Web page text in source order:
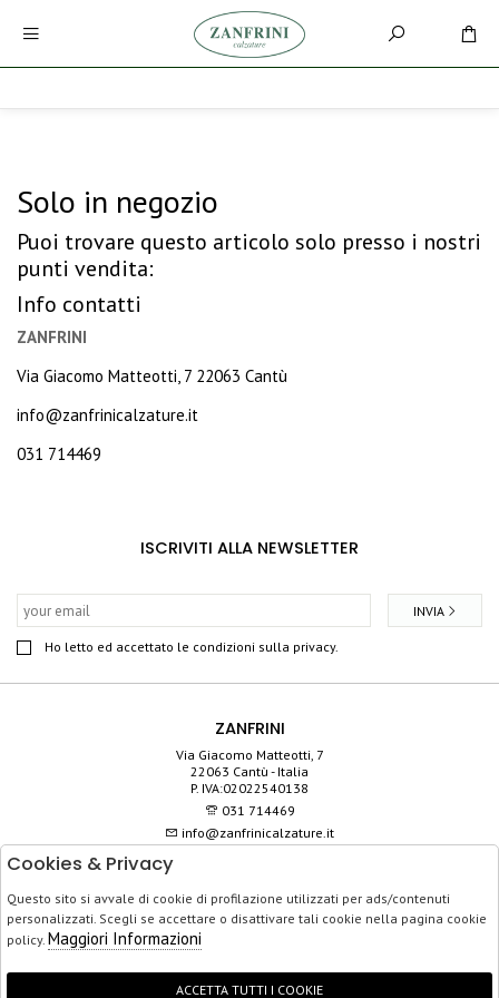
Solo in negozio
Puoi trovare questo articolo solo presso i nostri
punti vendita:
Info contatti
ZANFRINI
Via Giacomo Matteotti, 7 22063 Cantù
info@zanfrinicalzature.it
031 714469
ISCRIVITI ALLA NEWSLETTER
Ho letto ed accettato le condizioni sulla privacy.
INVIA
ZANFRINI
Via Giacomo Matteotti, 7
22063 Cantù - Italia
P. IVA:02022540138
031 714469
info@zanfrinicalzature.it
SERVIZIO CLIENTI
ACQUISTO SICURO
Cookies & Privacy
Questo sito si avvale di cookie di profilazione utilizzati per ads/contenuti
personalizzati. Scegli se accettare o disattivare tali cookie nella pagina cookie
policy. Maggiori Informazioni
ACCETTA TUTTI I COOKIE